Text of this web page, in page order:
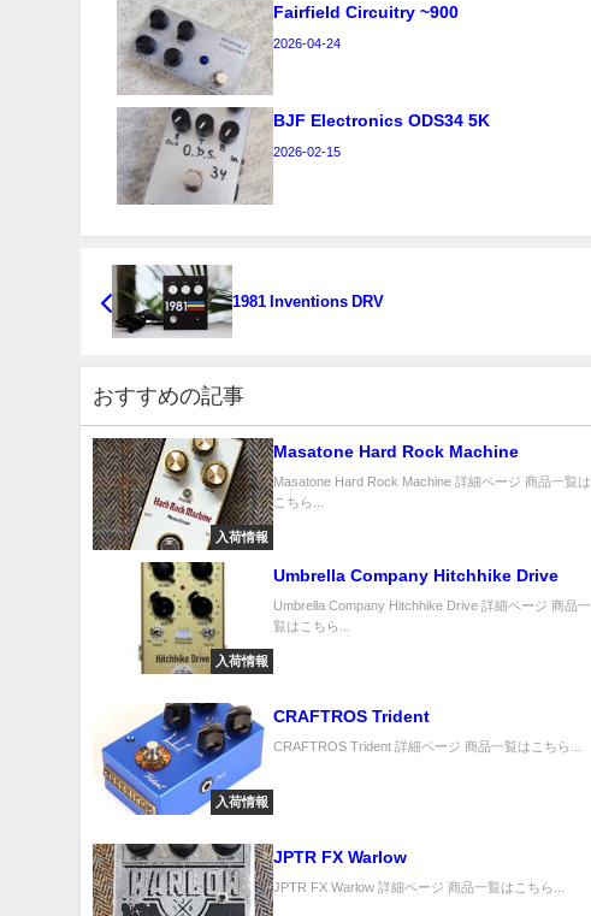
Fairfield Circuitry ~900
2026-04-24
BJF Electronics ODS34 5K
2026-02-15
1981 Inventions DRV
おすすめの記事
入荷情報
Masatone Hard Rock Machine
Masatone Hard Rock Machine 詳細ページ 商品一覧は
こちら...
入荷情報
Umbrella Company Hitchhike Drive
Umbrella Company Hitchhike Drive 詳細ページ 商品一
覧はこちら...
入荷情報
CRAFTROS Trident
CRAFTROS Trident 詳細ページ 商品一覧はこちら...
JPTR FX Warlow
JPTR FX Warlow 詳細ページ 商品一覧はこちら...